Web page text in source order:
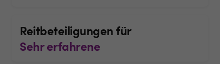
Reitbeteiligungen für
Sehr erfahrene